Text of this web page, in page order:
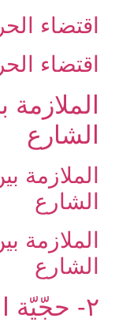
اقتضاء
اقتضاء
الشارع‏
الملازمة
الشارع
الملازمة
الشارع
۲- حجّيّة الدليل العقلي‏